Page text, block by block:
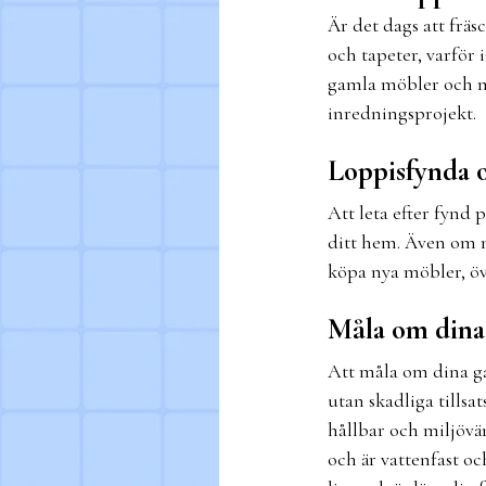
Är det dags att
och tapeter, varför
gamla möbler och
inredningsprojekt.
Loppisfynda
Att leta efter fynd
ditt hem. Även om
köpa nya möbler,
Måla om
Att måla om dina
utan skadliga
hållbar och
och är vattenfast